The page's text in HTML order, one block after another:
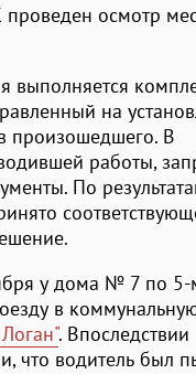
осмотр
выполняется
на
произошедшего. В
работы,
По
у дома № 7 по 5-
в
. Впоследствии
что водитель был